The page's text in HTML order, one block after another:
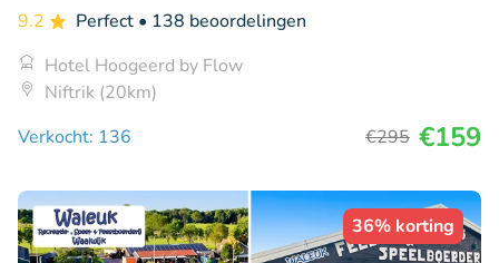
9.2 Perfect • 138 beoordelingen
Hotel Hoogeerd by Flow
Niftrik (20km)
Verkocht: 136
€295 €159
36% korting